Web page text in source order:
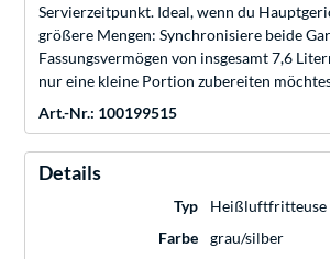
Servierzeitpunkt. Ideal, wenn du
größere Mengen: Synchronisiere beide
Fassungsvermögen von insgesamt 7,6
nur eine kleine Portion zubereiten
Art.-Nr.: 100199515
Details
Typ
Heißluftfritteuse
Farbe
grau/silber